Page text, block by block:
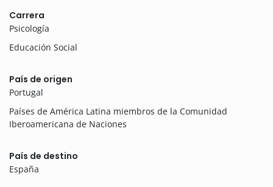
Carrera
Psicología
Educación Social
País de origen
Portugal
Países de América Latina miembros de la Comunidad
Iberoamericana de Naciones
País de destino
España